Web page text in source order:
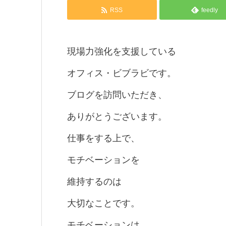
RSS feedly
現場力強化を支援している
オフィス・ビブラビです。
ブログを訪問いただき、
ありがとうございます。
仕事をする上で、
モチベーションを
維持するのは
大切なことです。